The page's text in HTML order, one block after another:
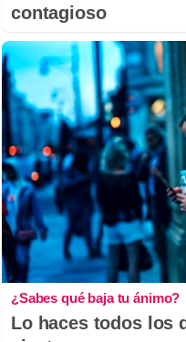
contagioso
¿Sabes qué baja tu ánimo?
Lo haces todos los